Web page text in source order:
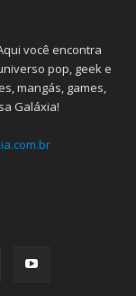
você encontra
pop, geek e
mangás, games,
Galáxia!